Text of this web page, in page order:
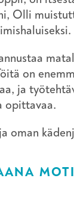
Olli
on
ja
opittavaa.
oman